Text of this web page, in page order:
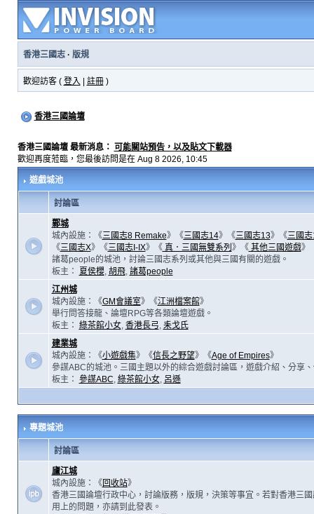
香港三國志· 版規
歡迎訪客 ( 登入 註冊)
香港三國論壇
香港三國論壇 最新消息： 可能關站預告，以及貼文下載器
歡迎再度蒞臨，您最後訪問是在 Aug 8 2026, 10:45
遊戲城池
討論區
鄴城
城內設施：《三國志8 Remake》《三國志14》《三國志13》《三國
《三國志X》《三國志I-IX》《真．三國無雙系列 》《其他三國遊戲》
諸葛people的城池，討論三國志系列或其他與三國有關的遊戲。
板主：
夏侯櫻, 胡飛, 諸葛people
江州城
城內設施：《GM會議室》《江洲檔案館》
舉行問答接龍、論壇RPG等各類論壇遊戲。
板主： 綠茶館小女, 香港長弓, 耒戈氏
建業城
城內設施：《小遊戲集》《信長之野望》《Age of Empires》
參謀ABC的城池。三國主題以外的綜合遊戲討論區，遊戲介紹、分享
板主： 參謀ABC, 綠茶館小女, 呂遜
專題城池
討論區
廬江城
城內設施：《回收站》
香港三國論壇行政中心，討論版務，版規，決策等事宜。若對香港三
用上的問題，亦請到此發表。